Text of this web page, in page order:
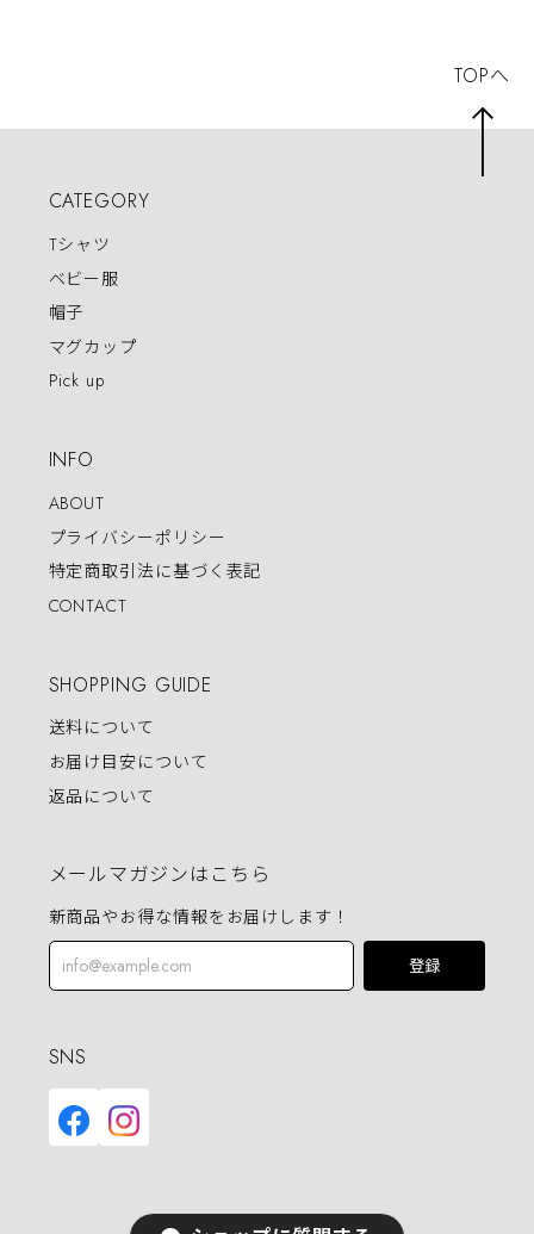
CATEGORY
Tシャツ
ベビー服
帽子
マグカップ
Pick up
INFO
ABOUT
プライバシーポリシー
特定商取引法に基づく表記
CONTACT
SHOPPING GUIDE
送料について
お届け目安について
返品について
メールマガジンはこちら
新商品やお得な情報をお届けします！
登録
SNS
TOPへ